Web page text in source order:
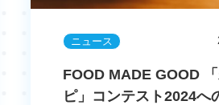
ニュース
FOOD MADE GOOD
ピ」コンテスト2024へ